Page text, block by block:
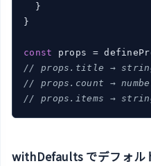
  }
}
const
// props.title →
// props.count →
// props.items →
withDefaults でデフォル